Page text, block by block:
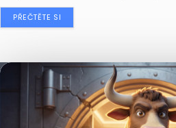
PŘEČTĚTE SI
Nejčtenějšízprávy